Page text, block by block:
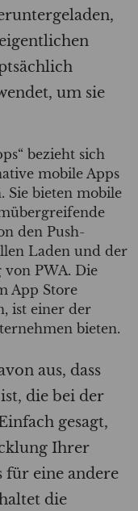
um sie
bezieht sich
mobile Apps
bieten mobile
den Push-
Laden und der
PWA. Die
App Store
ist einer der
bieten.
aus, dass
die bei der
gesagt,
Ihrer
für eine andere
die